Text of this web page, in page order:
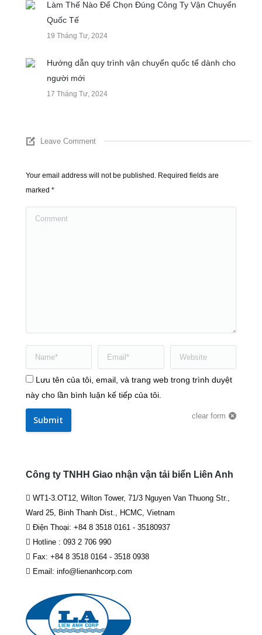
Làm Thế Nào Để Chọn Đúng Công Ty Vận Chuyển
Quốc Tế
19 Tháng Tư, 2024
Hướng dẫn quy trình vận chuyển quốc tế dành cho
người mới
17 Tháng Tư, 2024
Leave Comment
Your email address will not be published. Required fields are
marked *
Lưu tên của tôi, email, và trang web trong trình duyệt
này cho lần bình luận kế tiếp của tôi.
clear form
Submit
Công ty TNHH Giao nhận vận tải biển Liên Anh
WT1-3.OT12, Wilton Tower, 71/3 Nguyen Van Thuong Str.,
Ward 25, Binh Thanh Dist., HCMC, Vietnam
Điện Thoại: +84 8 3518 0161 - 35180937
Hotline : 093 2 706 990
Fax: +84 8 3518 0164 - 3518 0938
Email: info@lienanhcorp.com